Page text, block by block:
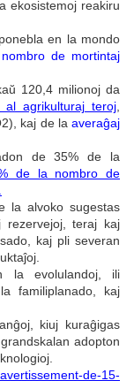
ekosistemoj reakiru
en la mondo
nombro de mortintaj
120,4 milionoj da
al agrikulturaj teroj
kaj de laaveraĝaj
de 35% de la
de la nombro de
la alvoko sugestas
rezervejoj, teraj kaj
kaj pli severan
la evolulandoj, ili
familiplanado, kaj
kiuj kuraĝigas
adopton
de-15-